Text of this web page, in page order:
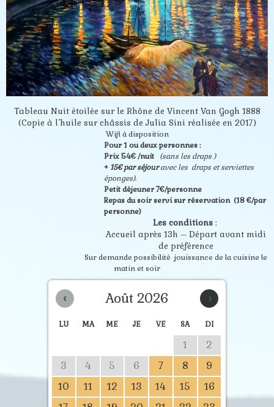
Tableau Nuit étoilée sur le Rhône de Vincent Van Gogh 1888
(Copie à l’huile sur châssis de Julia Sini réalisée en 2017)
Wifi à disposition
Pour 1 ou deux personnes :
Prix 54€ /nuit
(sans les draps )
+ 15€ par séjouravec les draps et serviettes
éponges).
Petit déjeuner 7€/personne
Repas du soir servi sur réservation (18 €/par
personne)
Les conditions:
Accueil après 13h – Départ avant midi
de préférence
Sur demande possibilité jouissance de la cuisine le
matin et soir
‹ ›
Août 2026
LU MA ME JE VE SA DI
1
2
3
4 5 6 7 8
9
10
11 12 13 14 15
16